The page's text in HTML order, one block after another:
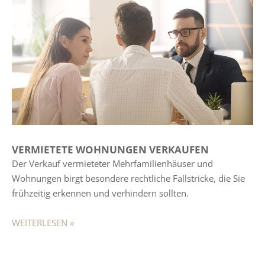
VERMIETETE WOHNUNGEN VERKAUFEN
Der Verkauf vermieteter Mehrfamilienhäuser und
Wohnungen birgt besondere rechtliche Fallstricke, die Sie
frühzeitig erkennen und verhindern sollten.
WEITERLESEN »